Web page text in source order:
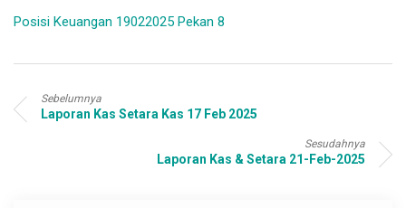
Posisi Keuangan 19022025 Pekan 8
Sebelumnya
Laporan Kas Setara Kas 17 Feb 2025
Sesudahnya
Laporan Kas & Setara 21-Feb-2025